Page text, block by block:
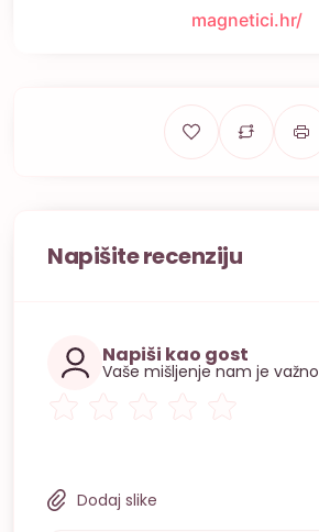
magnetici.hr/
Napišite recenziju
Napiši kao gost
Vaše mišljenje nam je važno
Dodaj slike